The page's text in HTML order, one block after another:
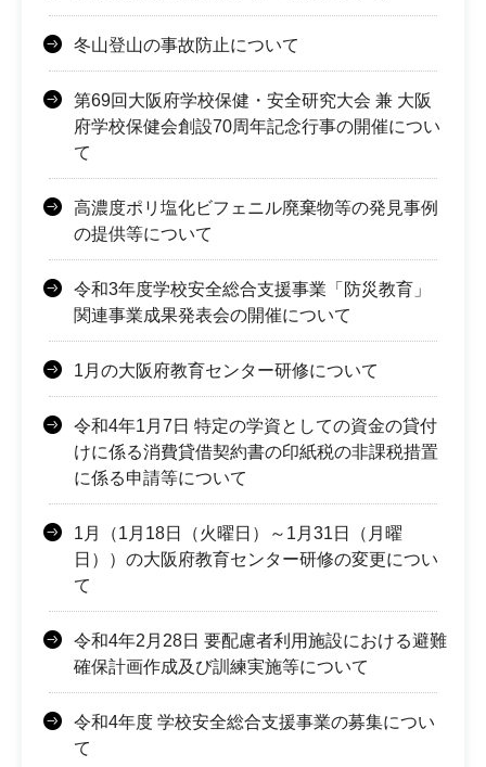
冬山登山の事故防止について
第69回大阪府学校保健・安全研究大会 兼 大阪
府学校保健会創設70周年記念行事の開催につい
て
高濃度ポリ塩化ビフェニル廃棄物等の発見事例
の提供等について
令和3年度学校安全総合支援事業「防災教育」
関連事業成果発表会の開催について
1月の大阪府教育センター研修について
令和4年1月7日 特定の学資としての資金の貸付
けに係る消費貸借契約書の印紙税の非課税措置
に係る申請等について
1月（1月18日（火曜日）～1月31日（月曜
日））の大阪府教育センター研修の変更につい
て
令和4年2月28日 要配慮者利用施設における避難
確保計画作成及び訓練実施等について
令和4年度 学校安全総合支援事業の募集につい
て